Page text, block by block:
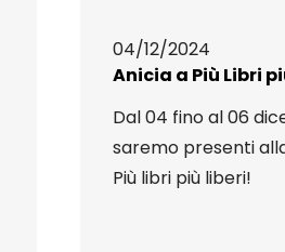
04/12/2024
Anicia a Più Libri
Dal 04 fino al 06
saremo presenti
Più libri più liberi!